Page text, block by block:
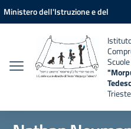
Vai ai contenuti
Vai al menu di navigazione
Vai al footer
Ministero dell'Istruzione e del